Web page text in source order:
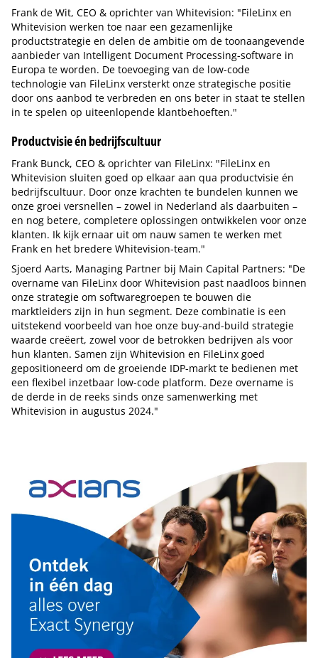
Frank de Wit, CEO & oprichter van Whitevision: "FileLinx en
Whitevision werken toe naar een gezamenlijke
productstrategie en delen de ambitie om de toonaangevende
aanbieder van Intelligent Document Processing-software in
Europa te worden. De toevoeging van de low-code
technologie van FileLinx versterkt onze strategische positie
door ons aanbod te verbreden en ons beter in staat te stellen
in te spelen op uiteenlopende klantbehoeften."
Productvisie én bedrijfscultuur
Frank Bunck, CEO & oprichter van FileLinx: "FileLinx en
Whitevision sluiten goed op elkaar aan qua productvisie én
bedrijfscultuur. Door onze krachten te bundelen kunnen we
onze groei versnellen – zowel in Nederland als daarbuiten –
en nog betere, completere oplossingen ontwikkelen voor onze
klanten. Ik kijk ernaar uit om nauw samen te werken met
Frank en het bredere Whitevision-team."
Sjoerd Aarts, Managing Partner bij Main Capital Partners: "De
overname van FileLinx door Whitevision past naadloos binnen
onze strategie om softwaregroepen te bouwen die
marktleiders zijn in hun segment. Deze combinatie is een
uitstekend voorbeeld van hoe onze buy-and-build strategie
waarde creëert, zowel voor de betrokken bedrijven als voor
hun klanten. Samen zijn Whitevision en FileLinx goed
gepositioneerd om de groeiende IDP-markt te bedienen met
een flexibel inzetbaar low-code platform. Deze overname is
de derde in de reeks sinds onze samenwerking met
Whitevision in augustus 2024."